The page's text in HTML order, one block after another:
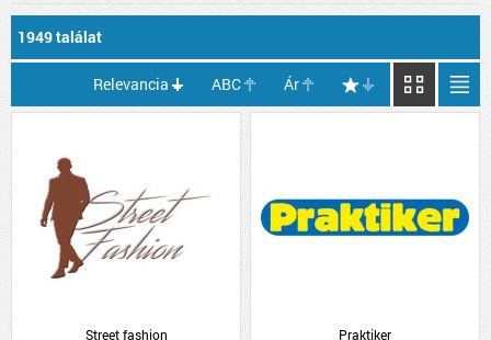
1949 találat
Relevancia ABC Ár
Street fashion Praktiker